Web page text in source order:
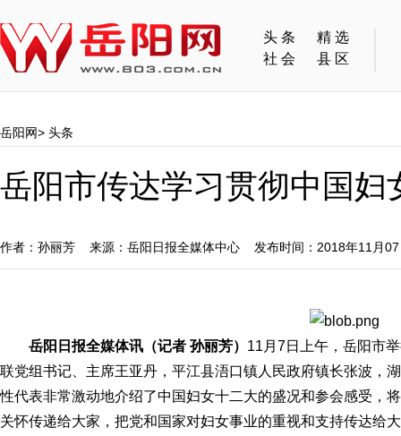
头条
精选
社会
县区
岳阳网> 头条
岳阳市传达学习贯彻中国妇
作者：孙丽芳 来源：岳阳日报全媒体中心 发布时间：2018年11月
岳阳日报全媒体讯（记者 孙丽芳） 11月7日上午，岳阳市
联党组书记、主席王亚丹，平江县浯口镇人民政府镇长张波，
性代表非常激动地介绍了中国妇女十二大的盛况和参会感受，
关怀传递给大家，把党和国家对妇女事业的重视和支持传达给